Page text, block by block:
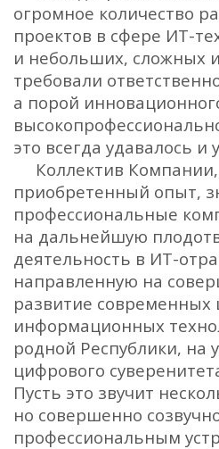
огромное количество
проектов в сфере ИТ-
и небольших, сложных
требовали
а порой
это всегда удавалось и
Коллектив Компании,
приобретенный опыт,
профессиональные
на дальнейшую
деятельность в ИТ-
направленную на
развитие
информационных
родной Республики, на
цифрового
Пусть это звучит
но совершенно
профессиональным